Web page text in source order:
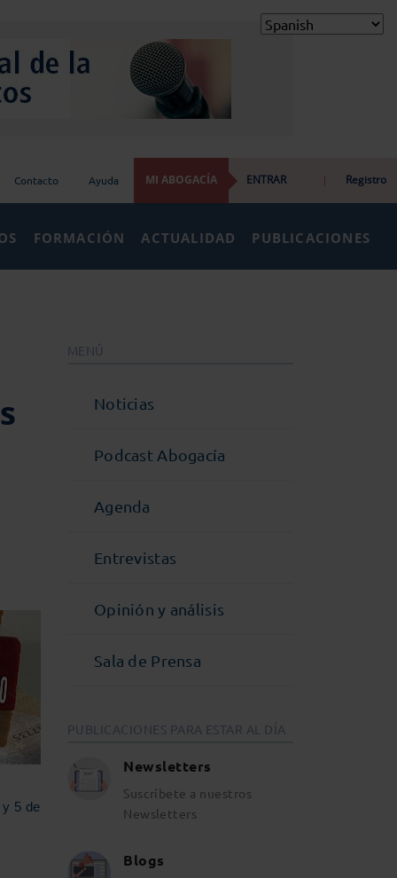
Contacto Ayuda MI ABOGACÍA ENTRAR | Registro
FORMACIÓN ACTUALIDAD PUBLICACIONES
5 de
MENÚ
Noticias
Podcast Abogacía
Agenda
Entrevistas
Opinión y análisis
Sala de Prensa
PUBLICACIONES PARA ESTAR AL DÍA
Newsletters
Suscríbete a nuestros
Newsletters
Blogs